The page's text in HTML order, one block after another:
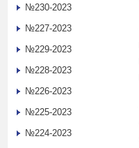
№230-2023
№227-2023
№229-2023
№228-2023
№226-2023
№225-2023
№224-2023